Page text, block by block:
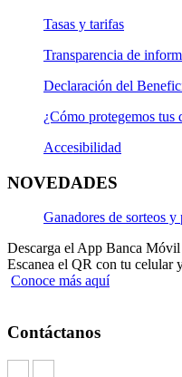
Tasas y tarifas
Transparencia de
Declaración del
¿Cómo protegemos tus
Accesibilidad
NOVEDADES
Ganadores de sorteos
Descarga el App Banca
Escanea el QR con tu celular
Conoce más aquí
Contáctanos